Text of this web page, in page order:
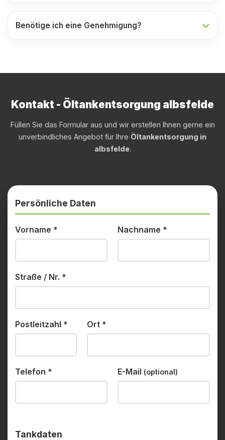
Benötige ich eine Genehmigung?
Kontakt - Öltankentsorgung albsfelde
Füllen Sie das Formular aus und wir erstellen Ihnen gerne ein
unverbindliches Angebot für Ihre Öltankentsorgung in
albsfelde.
Persönliche Daten
Vorname * Nachname *
Straße / Nr. *
Postleitzahl * Ort *
Telefon * E-Mail (optional)
Tankdaten